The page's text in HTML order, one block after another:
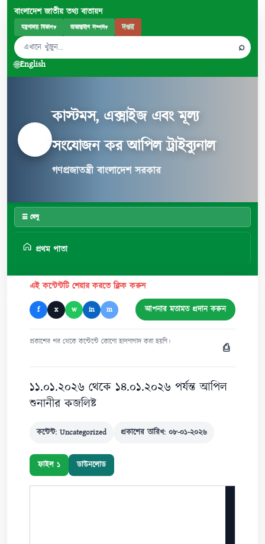
বাংলাদেশ জাতীয় তথ্য বাতায়ন
মন্ত্রণালয় বিভাগ▾ অভ্যন্তরীণ সম্পদ▾ দপ্তর
⌕
🌐English
কাস্টমস, এক্সাইজ এবং মূল্য
সংযোজন কর আপিল ট্রাইব্যুনাল
গণপ্রজাতন্ত্রী বাংলাদেশ সরকার
☰ মেনু
প্রথম পাতা
এই কন্টেন্টটি শেয়ার করতে ক্লিক করুন
f x w in m আপনার মতামত প্রদান করুন
প্রকাশের পর থেকে কন্টেন্টে কোনো হালনাগাদ করা হয়নি। ⎙
১১.০১.২০২৬ থেকে ১৪.০১.২০২৬ পর্যন্ত আপিল
শুনানীর কজলিষ্ট
কন্টেন্ট: Uncategorized প্রকাশের তারিখ: ০৮-০১-২০২৬
ফাইল ১ ডাউনলোড